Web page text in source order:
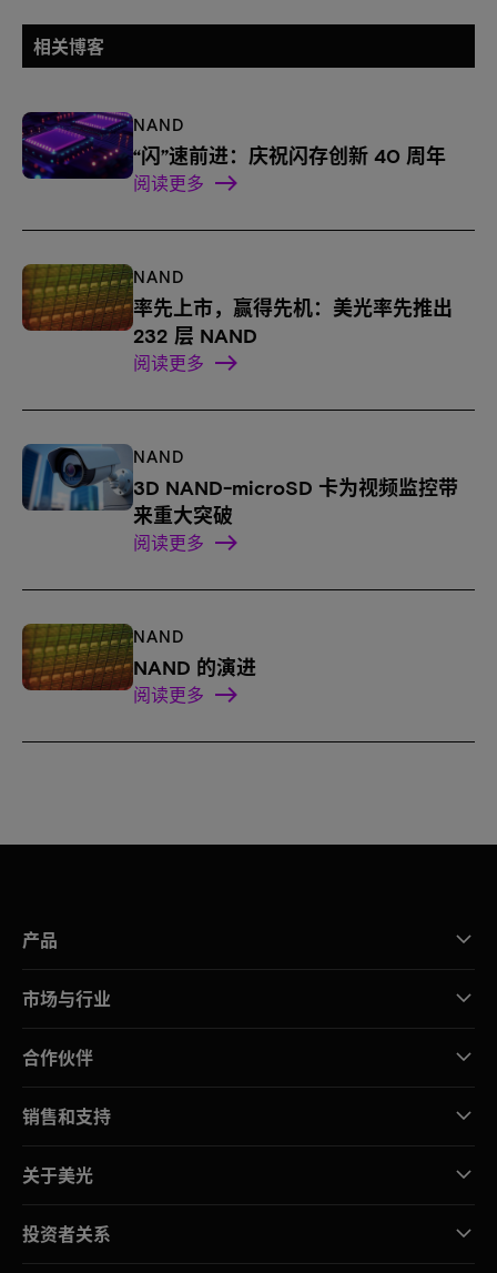
相关博客
NAND
“闪”速前进：庆祝闪存创新 40 周年
阅读更多
NAND
率先上市，赢得先机：美光率先推出
232 层 NAND
阅读更多
NAND
3D NAND-microSD 卡为视频监控带
来重大突破
阅读更多
NAND
NAND 的演进
阅读更多
产品
市场与行业
合作伙伴
销售和支持
关于美光
投资者关系